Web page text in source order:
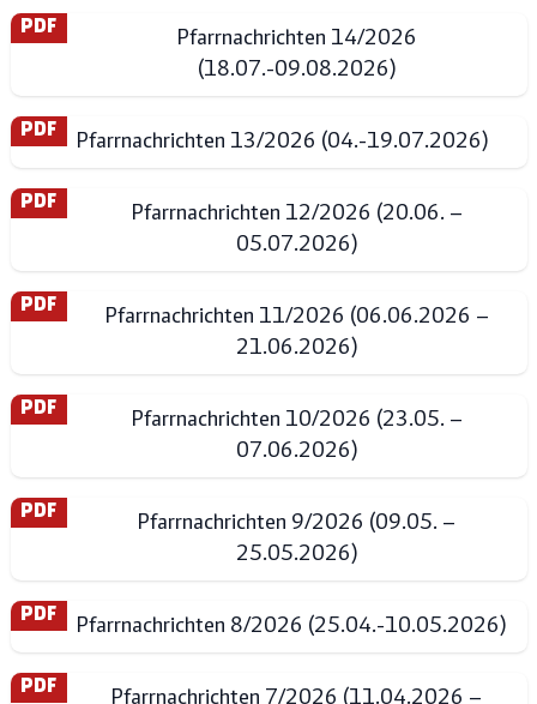
PDF
Pfarrnachrichten 14/2026
(18.07.-09.08.2026)
PDF Pfarrnachrichten 13/2026 (04.-19.07.2026)
PDF
Pfarrnachrichten 12/2026 (20.06. –
05.07.2026)
PDF
Pfarrnachrichten 11/2026 (06.06.2026 –
21.06.2026)
PDF
Pfarrnachrichten 10/2026 (23.05. –
07.06.2026)
PDF
Pfarrnachrichten 9/2026 (09.05. –
25.05.2026)
PDF Pfarrnachrichten 8/2026 (25.04.-10.05.2026)
PDF
Pfarrnachrichten 7/2026 (11.04.2026 –